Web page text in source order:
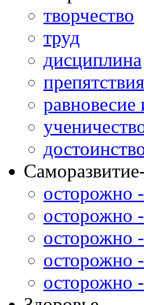
творчество
труд
дисциплина
препятствия
равновесие
осторожно
осторожно
осторожно
осторожно
осторожно